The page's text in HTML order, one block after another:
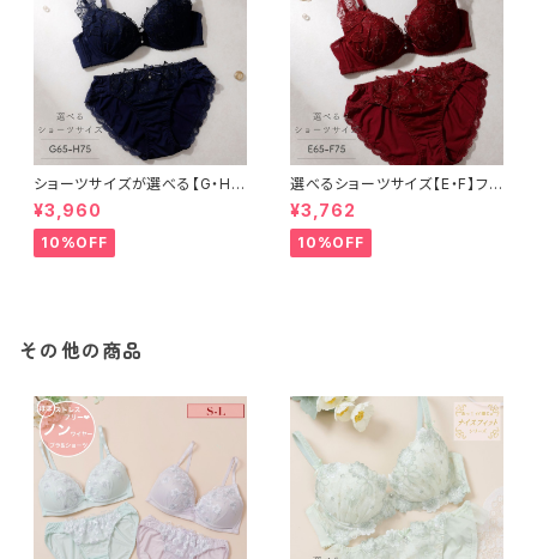
ショーツサイズが選べる【G・H】
フラワーアップリケ ブラ＆ショー
ツセット
¥3,960
10%OFF
選べるショーツサイズ【E・F】フラ
ワーアップリケ ブラ＆ショーツセ
ット
¥3,762
10%OFF
その他の商品